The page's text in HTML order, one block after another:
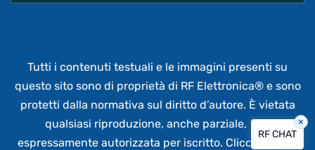
Tutti i contenuti testuali e le immagini presenti su
questo sito sono di proprietà di RF Elettronica® e sono
protetti dalla normativa sul diritto d’autore. È vietata
qualsiasi riproduzione, anche parziale, non
espressamente autorizzata per iscritto. Clicca qui per
RF CHAT
×